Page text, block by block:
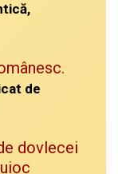
de